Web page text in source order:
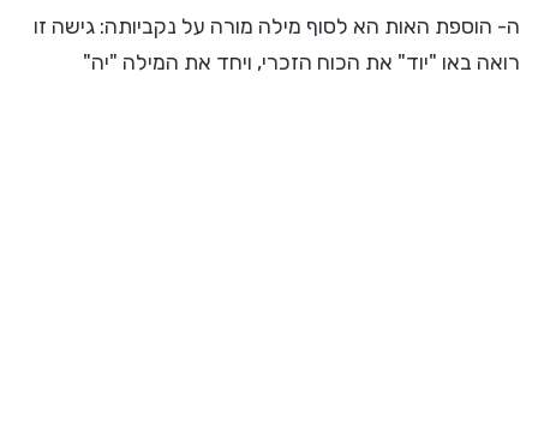
ה- הוספת האות הא לסוף מילה מורה על נקביותה: גישה זו
רואה באו "יוד" את הכוח הזכרי, ויחד את המילה "יה"